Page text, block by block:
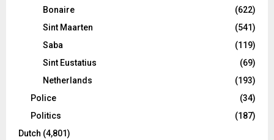
Bonaire
(622)
Sint Maarten
(541)
Saba
(119)
Sint Eustatius
(69)
Netherlands
(193)
Police
(34)
Politics
(187)
Dutch (4,801)